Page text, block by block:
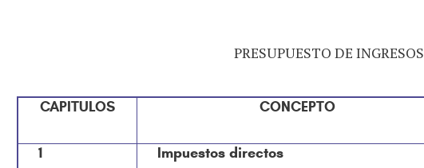
PRESUPUESTO DE INGRESOS
CAPITULOS CONCEPTO
1
Impuestos directos